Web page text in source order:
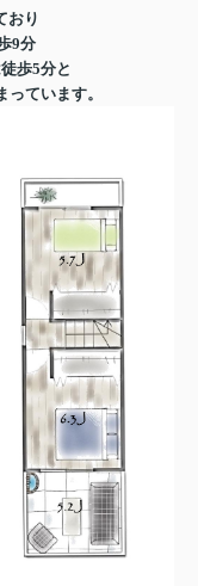
おり
9分
歩5分と
ています。